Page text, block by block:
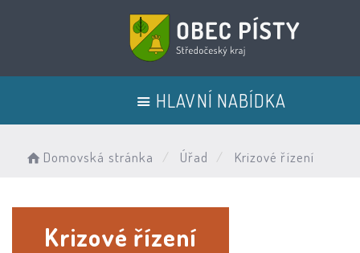
HLAVNÍ NABÍDKA
Domovská stránka Úřad Krizové řízení
Krizové řízení